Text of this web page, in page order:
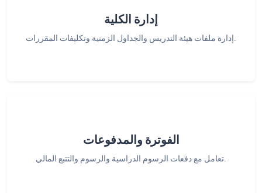
إدارة الكلية
إدارة ملفات هيئة التدريس والجداول الزمنية وتكليفات المقررات.
الفوترة والمدفوعات
تعامل مع دفعات الرسوم الدراسية والرسوم والتتبع المالي.